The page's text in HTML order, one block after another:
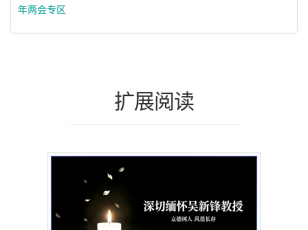
年两会专区
扩展阅读